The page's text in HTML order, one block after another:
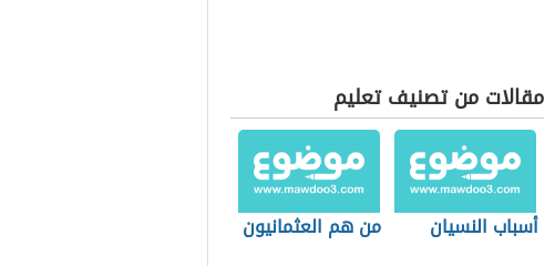
مقالات من تصنيف تعليم
أسباب النسيان من هم العثمانيون